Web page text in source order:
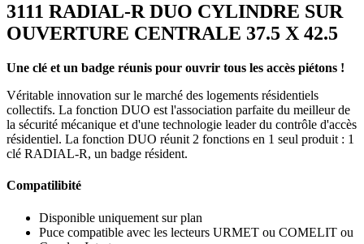
3111 RADIAL-R DUO CYLINDRE SUR
OUVERTURE CENTRALE 37.5 X 42.5
Une clé et un badge réunis pour ouvrir tous les accès piétons !
Véritable innovation sur le marché des logements résidentiels
collectifs. La fonction DUO est l'association parfaite du meilleur de
la sécurité mécanique et d'une technologie leader du contrôle d'accès
résidentiel. La fonction DUO réunit 2 fonctions en 1 seul produit : 1
clé RADIAL-R, un badge résident.
Compatilibité
Disponible uniquement sur plan
Puce compatible avec les lecteurs URMET ou COMELIT ou